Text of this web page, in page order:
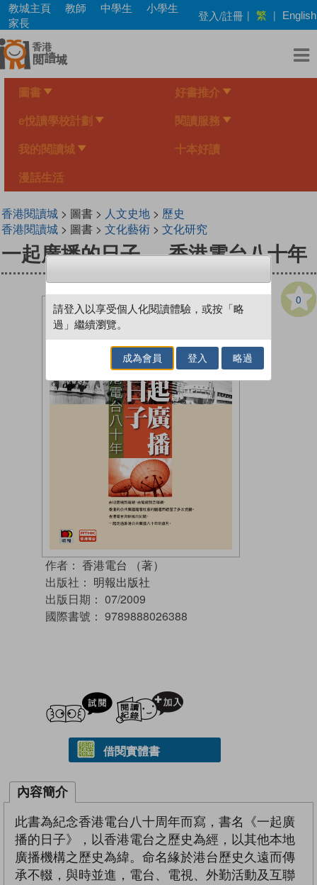
Skip
main
content
教城主頁 教師 中學生
小學生
家長
登入/註冊 | 繁 | English
圖書 好書推介
e悅讀學校計劃 閱讀服務
我的閱讀城 十本好讀
漫話生活
香港閱讀城> 圖書 > 人文史地> 歷史
香港閱讀城> 圖書 > 文化藝術> 文化研究
一起廣播的日子──香港電台八十年
0
作者： 香港電台 （著）
出版社： 明報出版社
出版日期： 07/2009
國際書號： 9789888026388
試閲
借閱實體書
內容簡介
此書為紀念香港電台八十周年而寫，書名《一起廣
播的日子》，以香港電台之歷史為經，以其他本地
廣播機構之歷史為緯。命名緣於港台歷史久遠而傳
承不輟，與時並進，電台、電視、外勤活動及互聯
請登入以享受個人化閱讀體驗，或按「略
過」繼續瀏覽。
成為會員 登入 略過